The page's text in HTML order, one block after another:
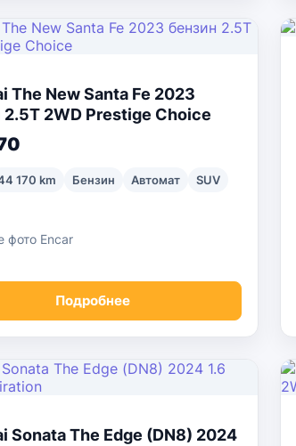
The New Santa Fe 2023
2.5T 2WD Prestige Choice
170 km Бензин Автомат
SUV
фото Encar
Подробнее
Sonata The Edge (DN8) 2024